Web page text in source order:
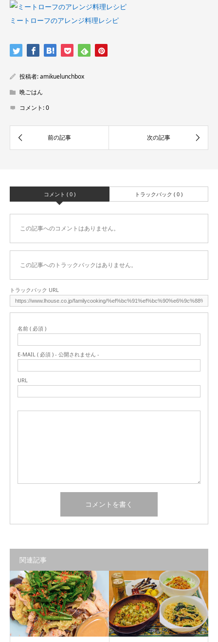
ミートローフのアレンジ料理レシピ
投稿者:amikuelunchbox
晩ごはん
コメント:0
コメント ( 0 ) トラックバック ( 0 )
この記事へのコメントはありません。
この記事へのトラックバックはありません。
トラックバック URL
名前 ( 必須 )
E-MAIL ( 必須 ) - 公開されません -
URL
関連記事